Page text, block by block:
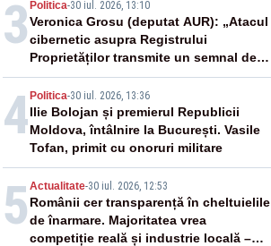
3 Politica-30 iul. 2026, 13:10
Veronica Grosu (deputat AUR): „Atacul
cibernetic asupra Registrului
Proprietăților transmite un semnal de
neîncredere investitorilor”
4 Politica-30 iul. 2026, 13:36
Ilie Bolojan și premierul Republicii
Moldova, întâlnire la București. Vasile
Tofan, primit cu onoruri militare
5 Actualitate-30 iul. 2026, 12:53
Românii cer transparență în cheltuielile
de înarmare. Majoritatea vrea
competiție reală și industrie locală –